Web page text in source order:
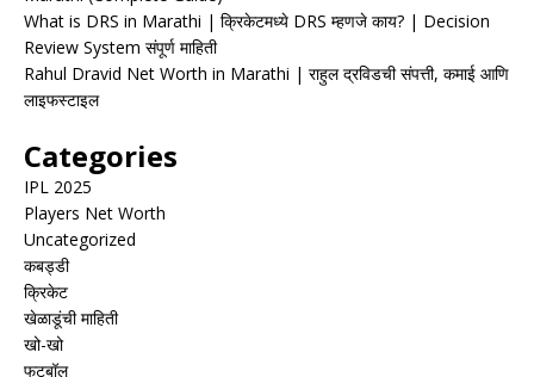
What is DRS in Marathi | क्रिकेटमध्ये DRS म्हणजे काय? | Decision
Review System संपूर्ण माहिती
Rahul Dravid Net Worth in Marathi | राहुल द्रविडची संपत्ती, कमाई आणि
लाइफस्टाइल
Categories
IPL 2025
Players Net Worth
Uncategorized
कबड्डी
क्रिकेट
खेळाडूंची माहिती
खो-खो
फुटबॉल